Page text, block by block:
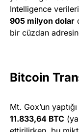
Intelligence
905 milyon dolar
bir cüzdan
Bitcoin
Mt. Gox’un
11.833,64 BTC